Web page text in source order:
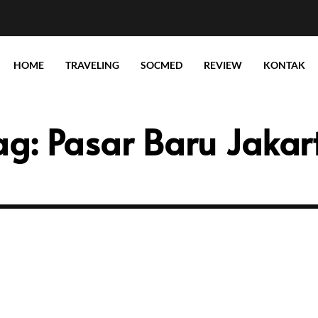
HOME TRAVELING SOCMED REVIEW KONTAK
Pasar Baru